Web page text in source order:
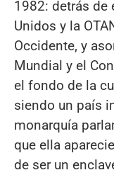
1982: detrás de
Unidos y la
Occidente, y
Mundial y el
el fondo de la
siendo un país
monarquía
que ella
de ser un